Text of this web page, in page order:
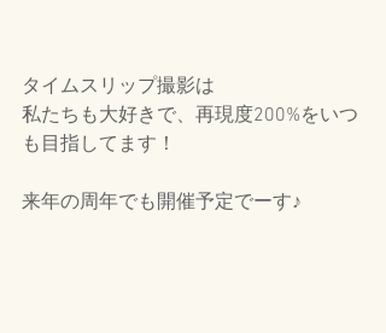
タイムスリップ撮影は
私たちも大好きで、再現度200%をいつ
も目指してます！
来年の周年でも開催予定でーす♪